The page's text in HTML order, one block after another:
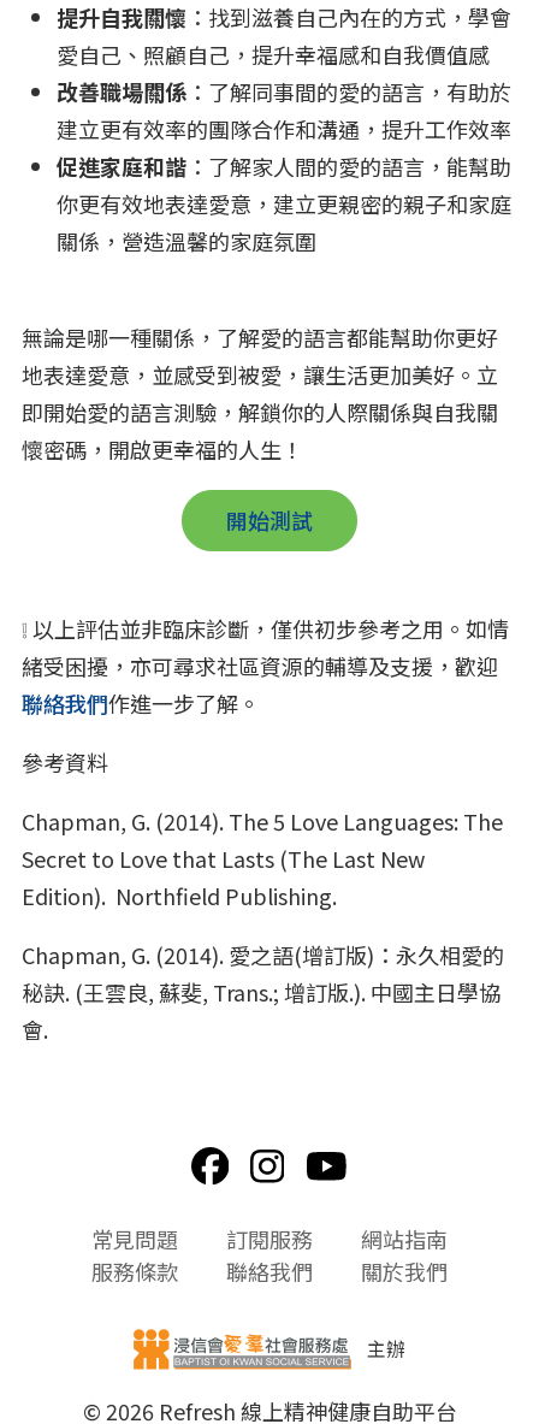
提升自我關懷 ：找到滋養自己內在的方式，學會
愛自己、照顧自己，提升幸福感和自我價值感
改善職場關係 ：了解同事間的愛的語言，有助於
建立更有效率的團隊合作和溝通，提升工作效率
促進家庭和諧 ：了解家人間的愛的語言，能幫助
你更有效地表達愛意，建立更親密的親子和家庭
關係，營造溫馨的家庭氛圍
無論是哪一種關係，了解愛的語言都能幫助你更好
地表達愛意，並感受到被愛，讓生活更加美好。立
即開始愛的語言測驗，解鎖你的人際關係與自我關
懷密碼，開啟更幸福的人生！
開始測試
❕ 以上評估並非臨床診斷，僅供初步參考之用。如情
緒受困擾，亦可尋求社區資源的輔導及支援，歡迎
聯絡我們作進一步了解。
參考資料
Chapman, G. (2014). The 5 Love Languages:The
Secret to Love that Lasts (The Last New
Edition). Northfield Publishing.
Chapman, G. (2014).愛之語(增訂版)：永久相愛的
秘訣. (王雲良, 蘇斐, Trans.; 增訂版.).中國主日學協
會.
常見問題 訂閱服務
網站指南
服務條款
聯絡我們 關於我們
主辦
© 2026 Refresh 線上精神健康自助平台